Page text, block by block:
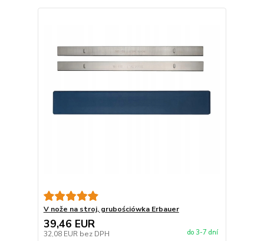
V nože na stroj, grubościówka Erbauer
39,46 EUR
32,08 EUR bez DPH do 3-7 dní